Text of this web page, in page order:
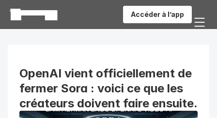
Accéder à l’app
OpenAI vient officiellement de
fermer Sora : voici ce que les
créateurs doivent faire ensuite.